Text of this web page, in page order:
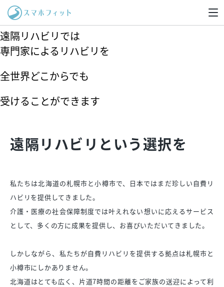
遠隔リハビリについて
遠隔リハビリでは
専門家によるリハビリを
全世界どこからでも
受けることができます
遠隔リハビリ という選択を
私たちは北海道の札幌市と小樽市で、日本ではまだ珍しい自費リ
ハビリを提供してきました。
介護・医療の社会保障制度では叶えれない想いに応えるサービス
として、多くの方に成果を提供し、お喜びいただいてきました。
しかしながら、私たちが自費リハビリを提供する拠点は札幌市と
小樽市にしかありません。
北海道はとても広く、片道7時間の距離をご家族の送迎によって利